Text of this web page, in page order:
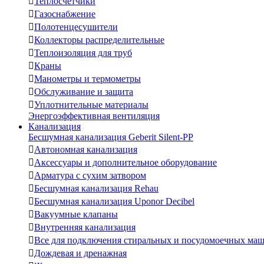
Газоснабжение
Полотенцесушители
Коллекторы распределительные
Теплоизоляция для труб
Краны
Манометры и термометры
Обслуживание и защита
Уплотнительные материалы
Энергоэффективная вентиляция
Канализация
Бесшумная канализация Geberit Silent-PP
Автономная канализация
Аксессуары и дополнительное оборудование
Арматура с сухим затвором
Бесшумная канализация Rehau
Бесшумная канализация Uponor Decibel
Вакуумные клапаны
Внутренняя канализация
Все для подключения стиральных и посудомоечных
Дождевая и дренажная